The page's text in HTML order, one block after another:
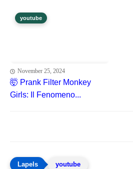
youtube
November 25, 2024
🤯 Prank Filter Monkey
Girls: Il Fenomeno...
youtube